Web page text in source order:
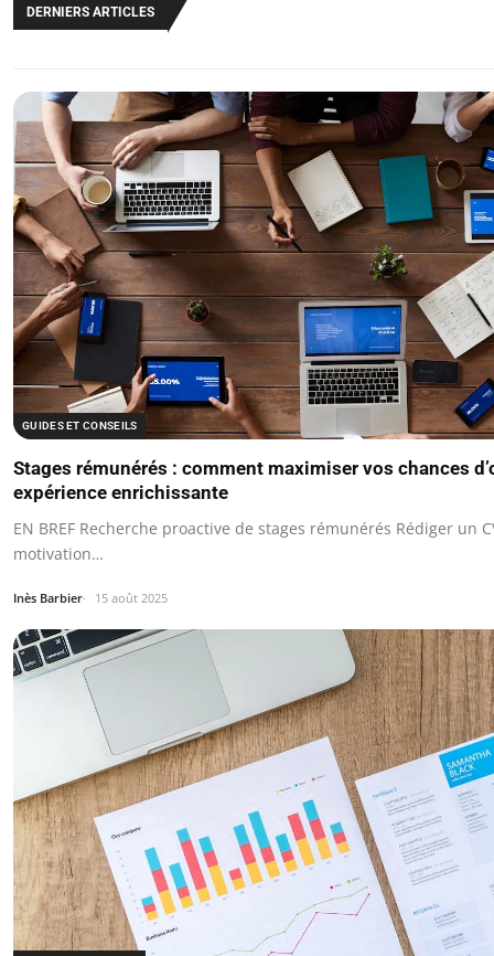
DERNIERS ARTICLES
GUIDES ET CONSEILS
Stages rémunérés : comment maximiser vos chances
expérience enrichissante
EN BREF Recherche proactive de stages rémunérés Rédiger un
motivation…
Inès Barbier 15 août 2025